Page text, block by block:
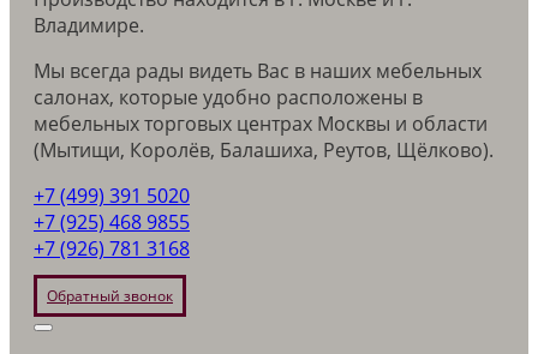
Владимире.
Мы всегда рады видеть Вас в наших мебельных
салонах, которые удобно расположены в
мебельных торговых центрах Москвы и области
(Мытищи, Королёв, Балашиха, Реутов, Щёлково).
+7 (499) 391 5020
+7 (925) 468 9855
+7 (926) 781 3168
Обратный звонок